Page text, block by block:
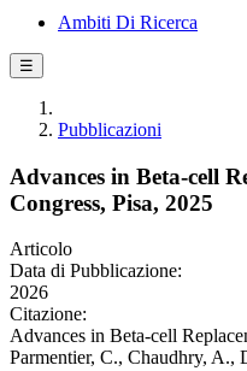
Ambiti Di Ricerca
☰
Pubblicazioni
Advances in Beta-cell
Congress, Pisa, 2025
Articolo
Data di Pubblicazione:
2026
Citazione:
Advances in Beta-cell
Parmentier, C., Chaudhry,